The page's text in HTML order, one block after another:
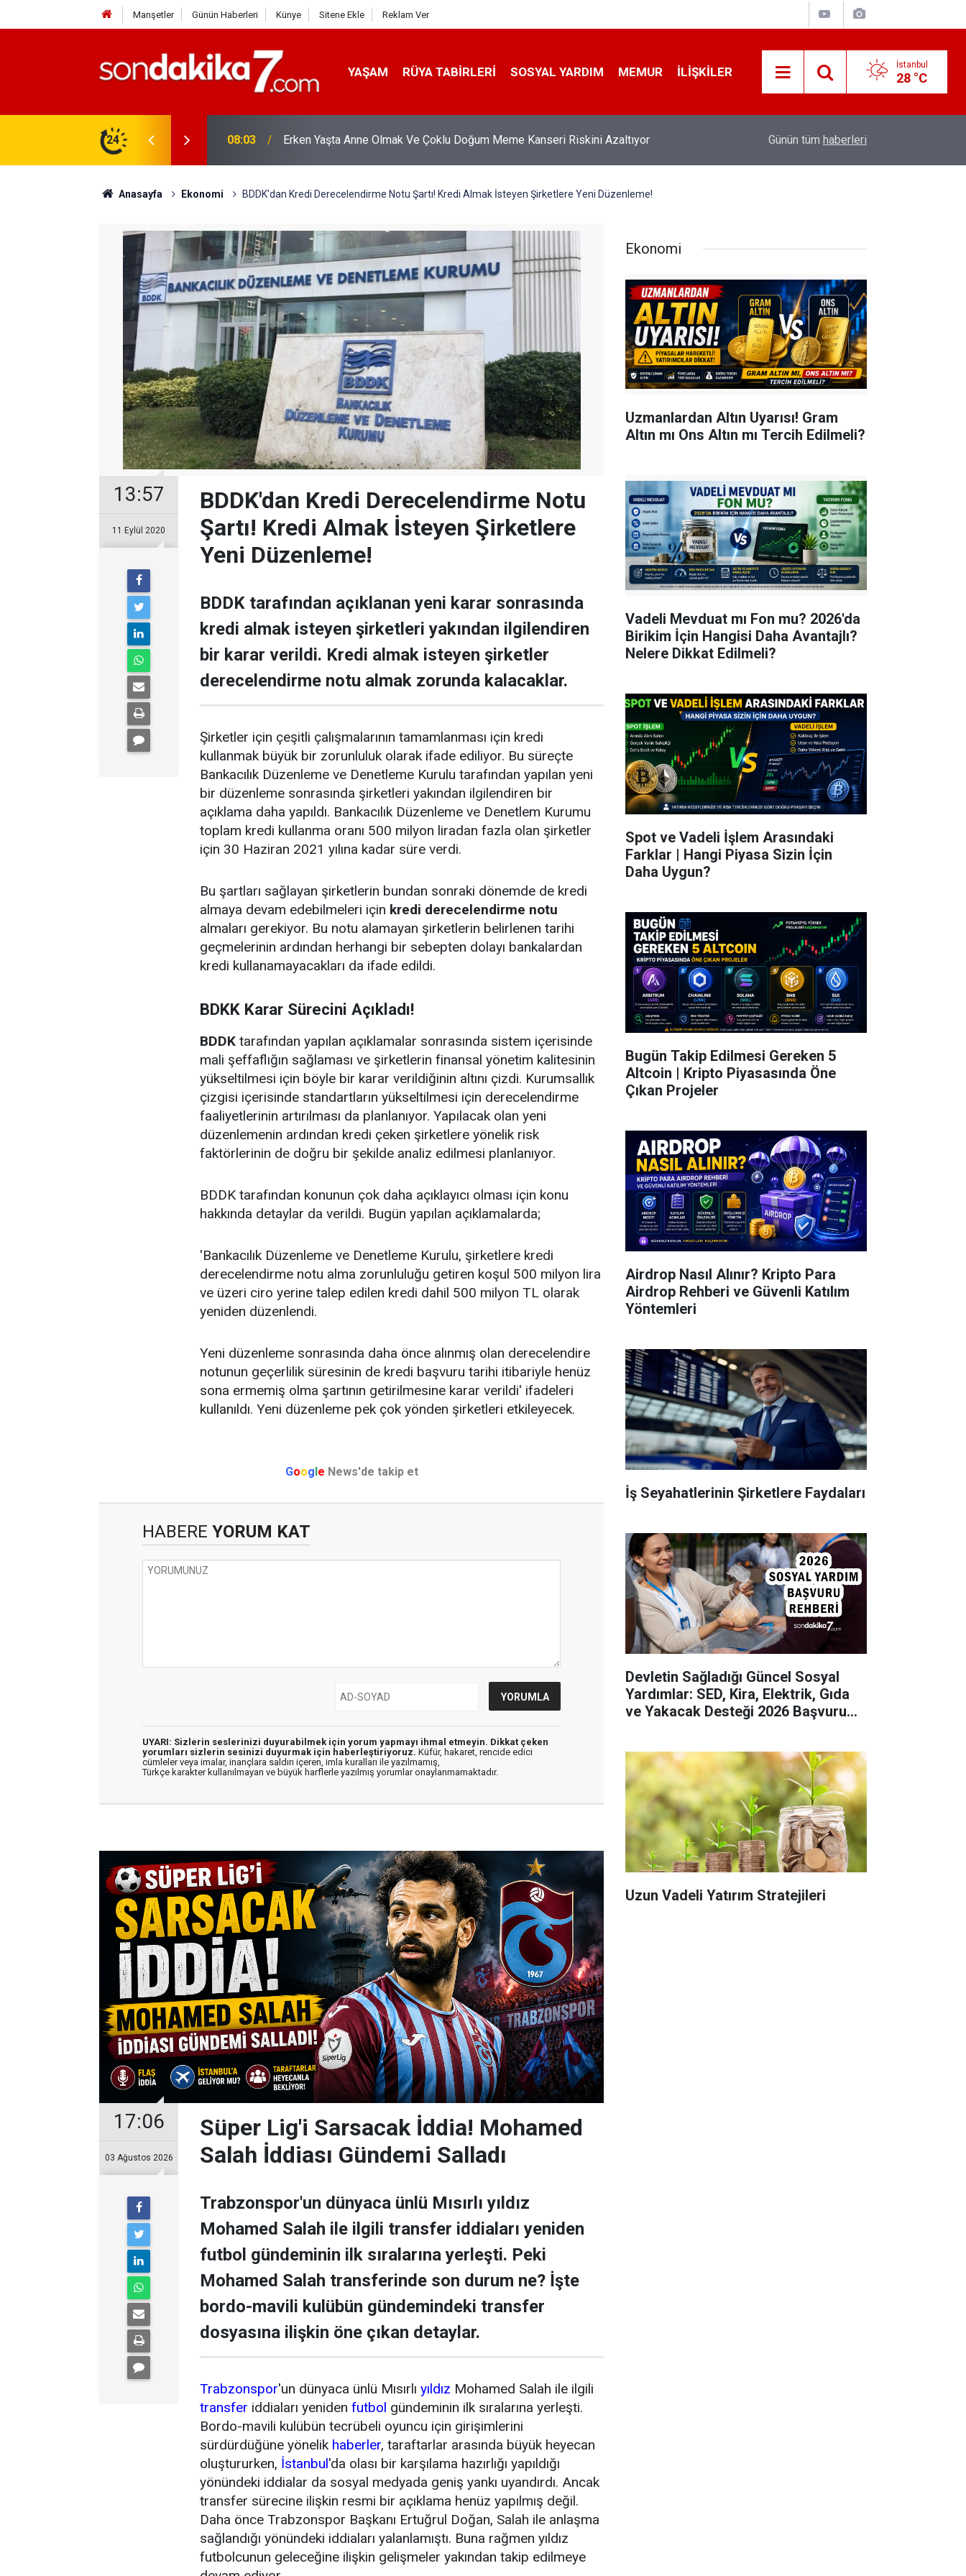
Manşetler Günün Haberleri Künye Sitene Ekle Reklam Ver
YAŞAM RÜYA TABIRLERI SOSYAL YARDIM MEMUR İLIŞKILER İstanbul
28 °C
24
Doğum Meme Kanseri Riskini Azaltıyor 17:06 Süper Lig'i Sarsacak İddia! Mohamed Salah İddiası Gündemi Salladı
Olabilirsiniz
Günün tüm haberleri
Anasayfa Ekonomi BDDK'dan Kredi Derecelendirme Notu Şartı! Kredi Almak İsteyen Şirketlere Yeni Düzenleme!
13:57
11 Eylül 2020
BDDK'dan Kredi Derecelendirme Notu
Şartı! Kredi Almak İsteyen Şirketlere
Yeni Düzenleme!
BDDK tarafından açıklanan yeni karar sonrasında
kredi almak isteyen şirketleri yakından ilgilendiren
bir karar verildi. Kredi almak isteyen şirketler
derecelendirme notu almak zorunda kalacaklar.
Şirketler için çeşitli çalışmalarının tamamlanması için kredi
kullanmak büyük bir zorunluluk olarak ifade ediliyor. Bu süreçte
Bankacılık Düzenleme ve Denetleme Kurulu tarafından yapılan yeni
bir düzenleme sonrasında şirketleri yakından ilgilendiren bir
açıklama daha yapıldı. Bankacılık Düzenleme ve Denetlem Kurumu
toplam kredi kullanma oranı 500 milyon liradan fazla olan şirketler
için 30 Haziran 2021 yılına kadar süre verdi.
Bu şartları sağlayan şirketlerin bundan sonraki dönemde de kredi
almaya devam edebilmeleri için kredi derecelendirme notu
almaları gerekiyor. Bu notu alamayan şirketlerin belirlenen tarihi
geçmelerinin ardından herhangi bir sebepten dolayı bankalardan
kredi kullanamayacakları da ifade edildi.
BDKK Karar Sürecini Açıkladı!
BDDK tarafından yapılan açıklamalar sonrasında sistem içerisinde
mali şeffaflığın sağlaması ve şirketlerin finansal yönetim kalitesinin
yükseltilmesi için böyle bir karar verildiğinin altını çizdi. Kurumsallık
çizgisi içerisinde standartların yükseltilmesi için derecelendirme
faaliyetlerinin artırılması da planlanıyor. Yapılacak olan yeni
düzenlemenin ardından kredi çeken şirketlere yönelik risk
faktörlerinin de doğru bir şekilde analiz edilmesi planlanıyor.
BDDK tarafından konunun çok daha açıklayıcı olması için konu
hakkında detaylar da verildi. Bugün yapılan açıklamalarda;
'Bankacılık Düzenleme ve Denetleme Kurulu, şirketlere kredi
derecelendirme notu alma zorunluluğu getiren koşul 500 milyon lira
ve üzeri ciro yerine talep edilen kredi dahil 500 milyon TL olarak
yeniden düzenlendi.
Yeni düzenleme sonrasında daha önce alınmış olan derecelendire
notunun geçerlilik süresinin de kredi başvuru tarihi itibariyle henüz
sona ermemiş olma şartının getirilmesine karar verildi' ifadeleri
kullanıldı. Yeni düzenleme pek çok yönden şirketleri etkileyecek.
Google News'de takip et
HABERE YORUM KAT
UYARI: Sizlerin seslerinizi duyurabilmek için yorum yapmayı ihmal etmeyin. Dikkat çeken
yorumları sizlerin sesinizi duyurmak için haberleştiriyoruz. Küfür, hakaret, rencide edici
cümleler veya imalar, inançlara saldırı içeren, imla kuralları ile yazılmamış,
Türkçe karakter kullanılmayan ve büyük harflerle yazılmış yorumlar onaylanmamaktadır.
17:06
03 Ağustos 2026
Süper Lig'i Sarsacak İddia! Mohamed
Salah İddiası Gündemi Salladı
Trabzonspor'un dünyaca ünlü Mısırlı yıldız
Mohamed Salah ile ilgili transfer iddiaları yeniden
futbol gündeminin ilk sıralarına yerleşti. Peki
Mohamed Salah transferinde son durum ne? İşte
bordo-mavili kulübün gündemindeki transfer
dosyasına ilişkin öne çıkan detaylar.
Trabzonspor'un dünyaca ünlü Mısırlı yıldız Mohamed Salah ile ilgili
transfer iddiaları yeniden futbol gündeminin ilk sıralarına yerleşti.
Bordo-mavili kulübün tecrübeli oyuncu için girişimlerini
sürdürdüğüne yönelik haberler, taraftarlar arasında büyük heyecan
oluştururken, İstanbul'da olası bir karşılama hazırlığı yapıldığı
yönündeki iddialar da sosyal medyada geniş yankı uyandırdı. Ancak
transfer sürecine ilişkin resmi bir açıklama henüz yapılmış değil.
Daha önce Trabzonspor Başkanı Ertuğrul Doğan, Salah ile anlaşma
sağlandığı yönündeki iddiaları yalanlamıştı. Buna rağmen yıldız
futbolcunun geleceğine ilişkin gelişmeler yakından takip edilmeye
Ekonomi
Uzmanlardan Altın Uyarısı! Gram
Altın mı Ons Altın mı Tercih Edilmeli?
Vadeli Mevduat mı Fon mu? 2026'da
Birikim İçin Hangisi Daha Avantajlı?
Nelere Dikkat Edilmeli?
Spot ve Vadeli İşlem Arasındaki
Farklar | Hangi Piyasa Sizin İçin
Daha Uygun?
Bugün Takip Edilmesi Gereken 5
Altcoin | Kripto Piyasasında Öne
Çıkan Projeler
Airdrop Nasıl Alınır? Kripto Para
Airdrop Rehberi ve Güvenli Katılım
Yöntemleri
İş Seyahatlerinin Şirketlere Faydaları
Devletin Sağladığı Güncel Sosyal
Yardımlar: SED, Kira, Elektrik, Gıda
ve Yakacak Desteği 2026 Başvuru
Uzun Vadeli Yatırım Stratejileri